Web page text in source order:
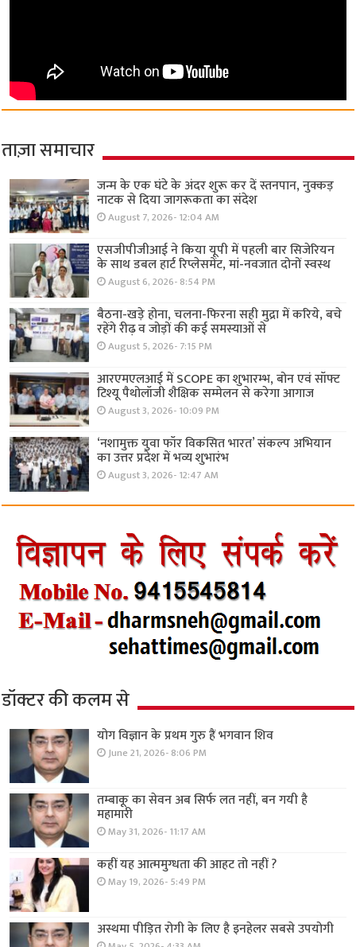
ताज़ा समाचार
जन्म के एक घंटे के अंदर शुरू कर दें स्तनपान, नुक्कड़
नाटक से दिया जागरूकता का संदेश
August 7, 2026- 12:04 AM
एसजीपीजीआई ने किया यूपी में पहली बार सिजेरियन
के साथ डबल हार्ट रिप्लेसमेंट, मां-नवजात दोनों स्वस्थ
August 6, 2026- 8:54 PM
बैठना-खड़े होना, चलना-फिरना सही मुद्रा में करिये, बचे
रहेंगे रीढ़ व जोड़ों की कई समस्याओं से
August 5, 2026- 7:15 PM
आरएमएलआई में SCOPE का शुभारम्भ, बोन एवं सॉफ्ट
टिश्यू पैथोलॉजी शैक्षिक सम्मेलन से करेगा आगाज
August 3, 2026- 10:09 PM
‘नशामुक्त युवा फॉर विकसित भारत’ संकल्प अभियान
का उत्तर प्रदेश में भव्य शुभारंभ
August 3, 2026- 12:47 AM
डॉक्टर की कलम से
योग विज्ञान के प्रथम गुरु हैं भगवान शिव
June 21, 2026- 8:06 PM
तम्बाकू का सेवन अब सिर्फ लत नहीं, बन गयी है
महामारी
May 31, 2026- 11:17 AM
कहीं यह आत्ममुग्धता की आहट तो नहीं ?
May 19, 2026- 5:49 PM
अस्थमा पीड़ित रोगी के लिए है इनहेलर सबसे उपयोगी